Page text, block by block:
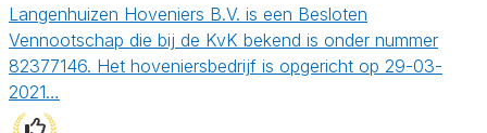
Langenhuizen Hoveniers B.V. is een Besloten
Vennootschap die bij de KvK bekend is onder nummer
82377146. Het hoveniersbedrijf is opgericht op 29-03-
2021…